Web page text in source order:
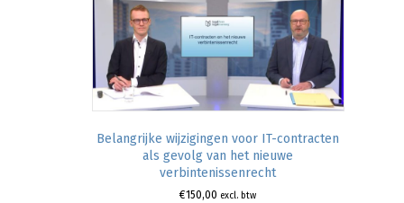
Belangrijke wijzigingen voor IT-contracten
als gevolg van het nieuwe
verbintenissenrecht
€150,00 excl. btw